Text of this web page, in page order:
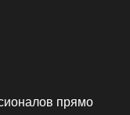
прямо